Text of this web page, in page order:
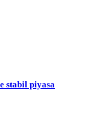
stabil piyasa